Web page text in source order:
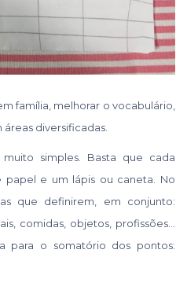
família, melhorar o vocabulário,
diversificadas.
simples. Basta que cada
e um lápis ou caneta. No
que definirem, em conjunto:
comidas, objetos, profissões…
para o somatório dos pontos: